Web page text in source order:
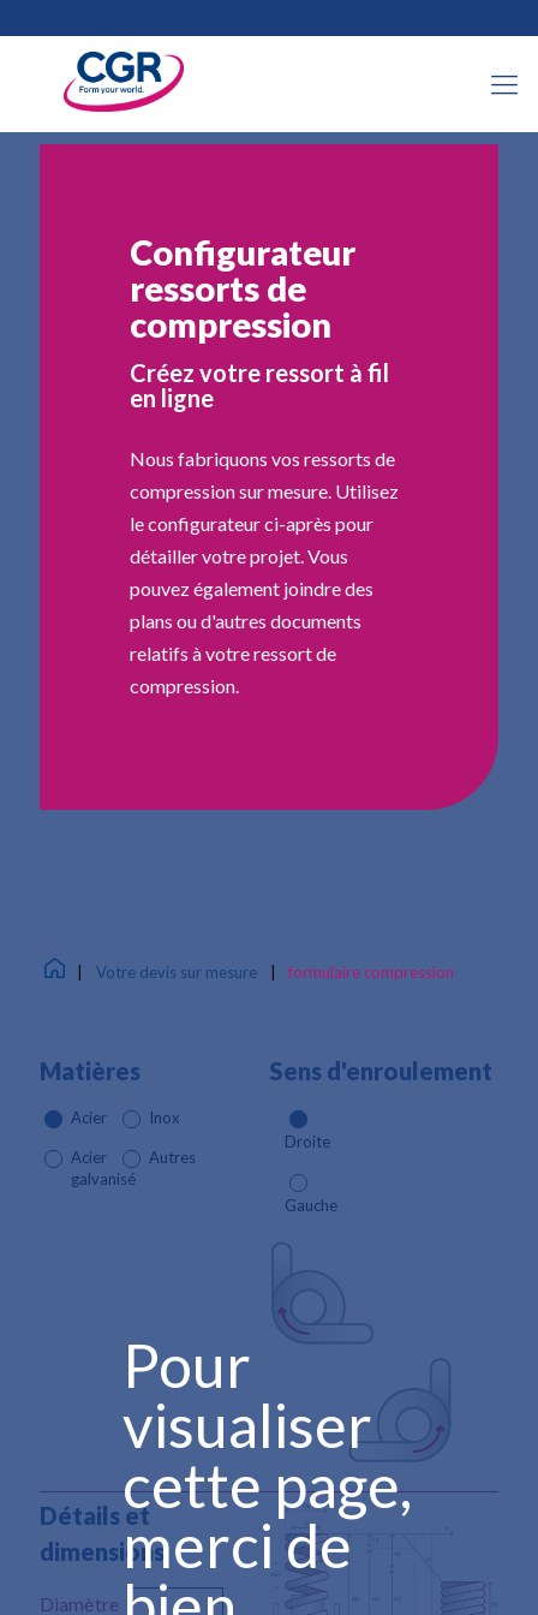
Configurateur
ressorts de
compression
Créez votre ressort à fil
en ligne
Nous fabriquons vos ressorts de
compression sur mesure. Utilisez
le configurateur ci-après pour
détailler votre projet. Vous
pouvez également joindre des
plans ou d'autres documents
relatifs à votre ressort de
compression.
Votre devis sur mesure formulaire compression
Matières
Acier Inox
Acier
galvanisé
Autres
Sens d'enroulement
Droite
Gauche
Détails et
dimensions
Diamètre
Pour
visualiser
cette page,
merci de